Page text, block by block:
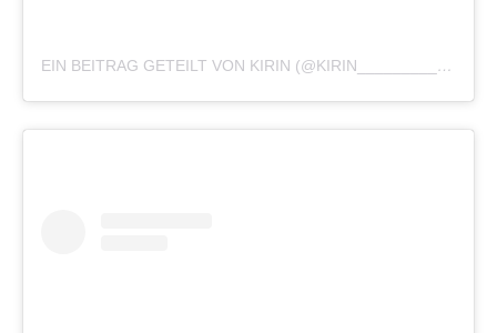
EIN BEITRAG GETEILT VON KIRIN (@KIRIN_____________)